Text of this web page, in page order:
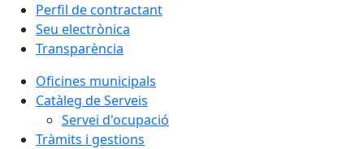
Perfil de contractant
Seu electrònica
Transparència
Oficines municipals
Catàleg de Serveis
Servei d'ocupació
Tràmits i gestions